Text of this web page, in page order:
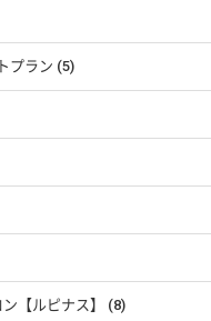
プラン (5)
【ルピナス】 (8)